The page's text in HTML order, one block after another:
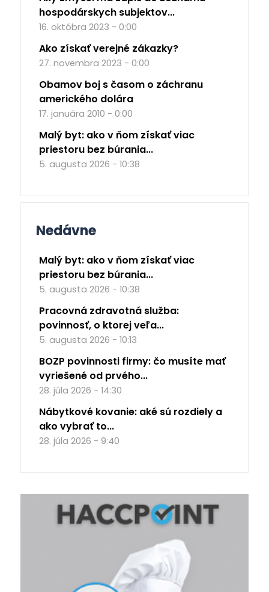
hospodárskych subjektov...
16. októbra 2023 - 0:00
Ako získať verejné zákazky?
27. novembra 2023 - 0:00
Obamov boj s časom o záchranu
amerického dolára
17. januára 2010 - 0:00
Malý byt: ako v ňom získať viac
priestoru bez búrania...
5. augusta 2026 - 10:38
Nedávne
Malý byt: ako v ňom získať viac
priestoru bez búrania...
5. augusta 2026 - 10:38
Pracovná zdravotná služba:
povinnosť, o ktorej veľa...
5. augusta 2026 - 10:13
BOZP povinnosti firmy: čo musíte mať
vyriešené od prvého...
28. júla 2026 - 14:30
Nábytkové kovanie: aké sú rozdiely a
ako vybrať to...
28. júla 2026 - 9:40